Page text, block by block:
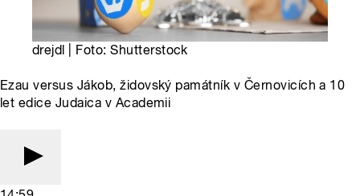
drejdl | Foto: Shutterstock
Ezau versus Jákob, židovský památník v Černovicích a 10
let edice Judaica v Academii